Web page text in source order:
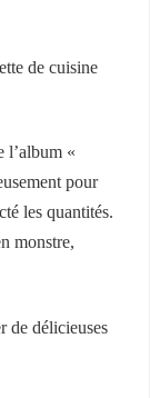
de cuisine
l’album «
pour
les quantités.
monstre,
de délicieuses